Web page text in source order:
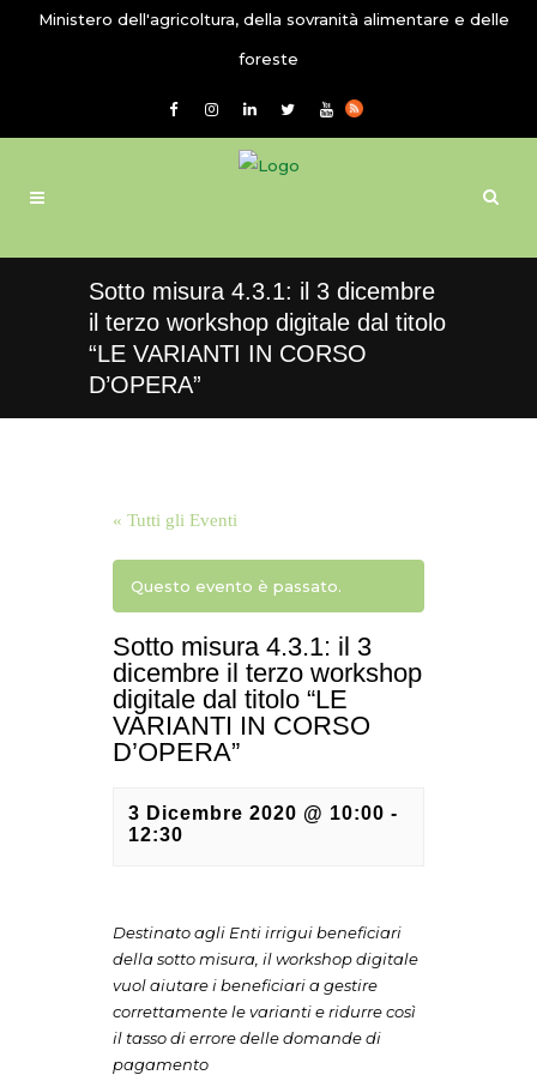
Ministero dell'agricoltura, della sovranità alimentare e delle
foreste
Sotto misura 4.3.1: il 3 dicembre
il terzo workshop digitale dal titolo
“LE VARIANTI IN CORSO
D’OPERA”
« Tutti gli Eventi
Questo evento è passato.
Sotto misura 4.3.1: il 3
dicembre il terzo workshop
digitale dal titolo “LE
VARIANTI IN CORSO
D’OPERA”
3 Dicembre 2020 @ 10:00 -
12:30
Destinato agli Enti irrigui beneficiari
della sotto misura, il workshop digitale
vuol aiutare i beneficiari a gestire
correttamente le varianti e ridurre così
il tasso di errore delle domande di
pagamento